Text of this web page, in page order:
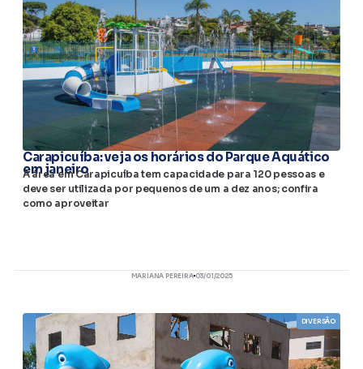
Carapicuíba: veja os horários do Parque Aquático
em janeiro
A área em Carapicuíba tem capacidade para 120 pessoas e
deve ser utilizada por pequenos de um a dez anos; confira
como aproveitar
MARIANA PEREIRA 03/01/2025
DIVERSÃO